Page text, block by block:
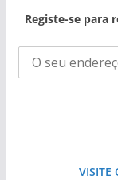
Registe-se para
VISITE